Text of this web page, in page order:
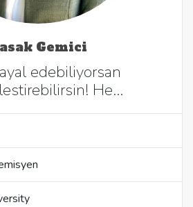
Gemici
edebiliyorsan
He…